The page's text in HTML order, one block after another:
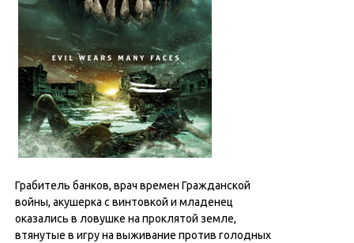
Грабитель банков, врач времен Гражданской
войны, акушерка с винтовкой и младенец
оказались в ловушке на проклятой земле,
втянутые в игру на выживание против голодных